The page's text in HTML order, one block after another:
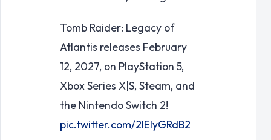
Tomb Raider: Legacy of
Atlantis releases February
12, 2027, on PlayStation 5,
Xbox Series X|S, Steam, and
the Nintendo Switch 2!
pic.twitter.com/2lEIyGRdB2